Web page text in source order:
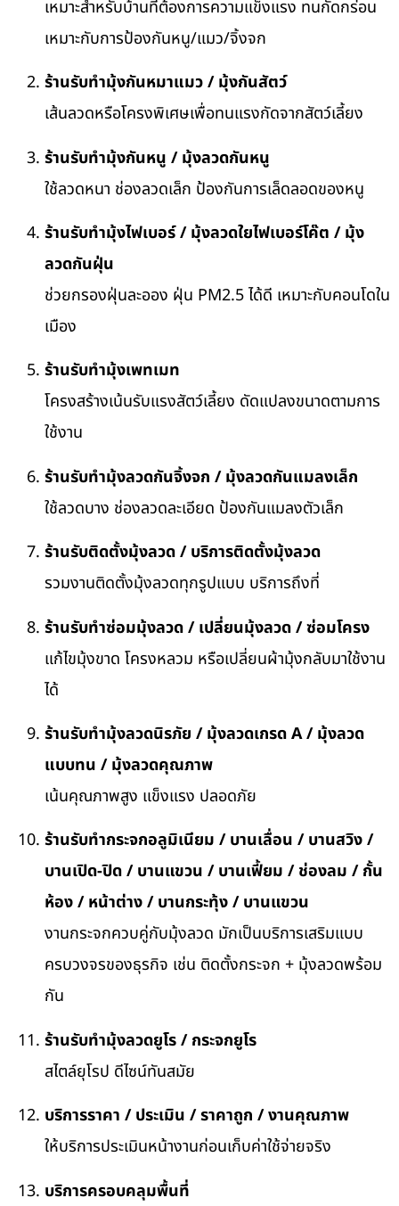
เหมาะสำหรับบ้านที่ต้องการความแข็งแรง ทนกัดกร่อน
เหมาะกับการป้องกันหนู/แมว/จิ้งจก
ร้านรับทำมุ้งกันหมาแมว / มุ้งกันสัตว์
เส้นลวดหรือโครงพิเศษเพื่อทนแรงกัดจากสัตว์เลี้ยง
ร้านรับทำมุ้งกันหนู / มุ้งลวดกันหนู
ใช้ลวดหนา ช่องลวดเล็ก ป้องกันการเล็ดลอดของหนู
ร้านรับทำมุ้งไฟเบอร์ / มุ้งลวดใยไฟเบอร์โค๊ต / มุ้ง
ลวดกันฝุ่น
ช่วยกรองฝุ่นละออง ฝุ่น PM2.5 ได้ดี เหมาะกับคอนโดใน
เมือง
ร้านรับทำมุ้งเพทเมท
โครงสร้างเน้นรับแรงสัตว์เลี้ยง ดัดแปลงขนาดตามการ
ใช้งาน
ร้านรับทำมุ้งลวดกันจิ้งจก / มุ้งลวดกันแมลงเล็ก
ใช้ลวดบาง ช่องลวดละเอียด ป้องกันแมลงตัวเล็ก
ร้านรับติดตั้งมุ้งลวด / บริการติดตั้งมุ้งลวด
รวมงานติดตั้งมุ้งลวดทุกรูปแบบ บริการถึงที่
ร้านรับทำซ่อมมุ้งลวด / เปลี่ยนมุ้งลวด / ซ่อมโครง
แก้ไขมุ้งขาด โครงหลวม หรือเปลี่ยนผ้ามุ้งกลับมาใช้งาน
ได้
ร้านรับทำมุ้งลวดนิรภัย / มุ้งลวดเกรด A / มุ้งลวด
แบบทน / มุ้งลวดคุณภาพ
เน้นคุณภาพสูง แข็งแรง ปลอดภัย
ร้านรับทำกระจกอลูมิเนียม / บานเลื่อน / บานสวิง /
บานเปิด-ปิด / บานแขวน / บานเฟี้ยม / ช่องลม / กั้น
ห้อง / หน้าต่าง / บานกระทุ้ง / บานแขวน
งานกระจกควบคู่กับมุ้งลวด มักเป็นบริการเสริมแบบ
ครบวงจรของธุรกิจ เช่น ติดตั้งกระจก + มุ้งลวดพร้อม
กัน
ร้านรับทำมุ้งลวดยูโร / กระจกยูโร
สไตล์ยุโรป ดีไซน์ทันสมัย
บริการราคา / ประเมิน / ราคาถูก / งานคุณภาพ
ให้บริการประเมินหน้างานก่อนเก็บค่าใช้จ่ายจริง
บริการครอบคลุมพื้นที่